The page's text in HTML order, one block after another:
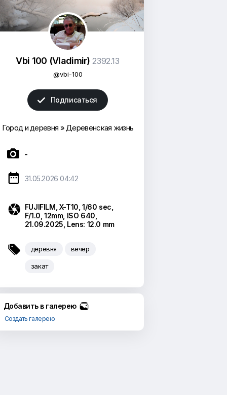
Vbi 100 (Vladimir) 2392.13
@vbi-100
 Подписаться
Город и деревня »Деревенская жизнь
 -
 31.05.2026 04:42
 FUJIFILM X-T10 1/60 sec
F/1.0 12mm, ISO 640
21.09.2025 Lens: 12.0 mm
 деревня вечер
закат
Добавить в галерею
Создать галерею